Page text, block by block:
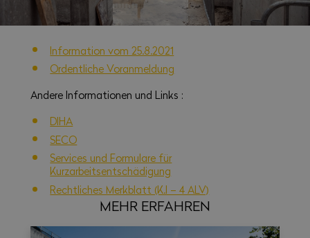
Information vom 25.8.2021
Ordentliche Voranmeldung
Andere Informationen und Links :
DIHA
SECO
Services und Formulare für
Kurzarbeitsentschädigung
Rechtliches Merkblatt (K.I – 4 ALV)
MEHR ERFAHREN